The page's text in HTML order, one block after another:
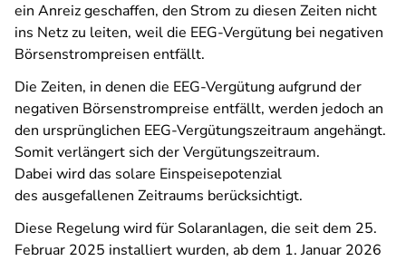
ein Anreiz geschaffen, den Strom zu diesen Zeiten nicht
ins Netz zu leiten, weil die EEG-Vergütung bei negativen
Börsenstrompreisen entfällt.
Die Zeiten, in denen die EEG-Vergütung aufgrund der
negativen Börsenstrompreise entfällt, werden jedoch an
den ursprünglichen EEG-Vergütungszeitraum angehängt.
Somit verlängert sich der Vergütungszeitraum.
Dabei wird das solare Einspeisepotenzial
des ausgefallenen Zeitraums berücksichtigt.
Diese Regelung wird für Solaranlagen, die seit dem 25.
Februar 2025 installiert wurden, ab dem 1. Januar 2026